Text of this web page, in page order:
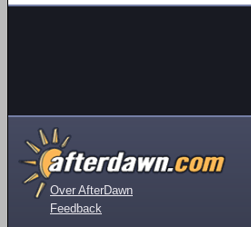
Over AfterDawn
Feedback